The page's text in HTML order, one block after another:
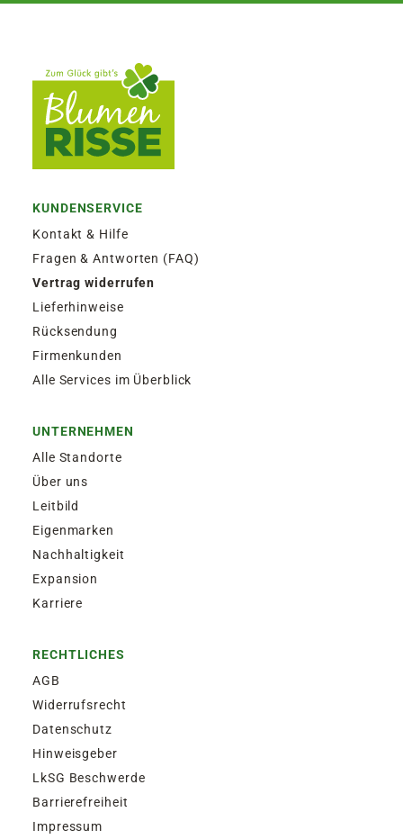
KUNDENSERVICE
Kontakt & Hilfe
Fragen & Antworten (FAQ)
Vertrag widerrufen
Lieferhinweise
Rücksendung
Firmenkunden
Alle Services im Überblick
UNTERNEHMEN
Alle Standorte
Über uns
Leitbild
Eigenmarken
Nachhaltigkeit
Expansion
Karriere
RECHTLICHES
AGB
Widerrufsrecht
Datenschutz
Hinweisgeber
LkSG Beschwerde
Barrierefreiheit
Impressum